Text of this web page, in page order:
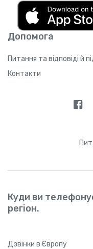
Допомога
Питання та відповіді й
Контакти
Куди ви
регіон.
Дзвінки в Європу